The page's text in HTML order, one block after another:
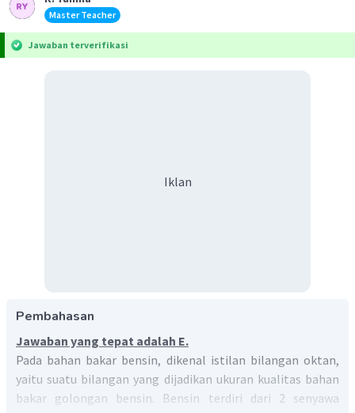
Master Teacher
Jawaban terverifikasi
Iklan
Pembahasan
Jawaban yang tepat adalah E.
Pada bahan bakar bensin, dikenal istilan bilangan oktan,
yaitu suatu bilangan yang dijadikan ukuran kualitas bahan
bakar golongan bensin. Bensin terdiri dari 2 senyawa